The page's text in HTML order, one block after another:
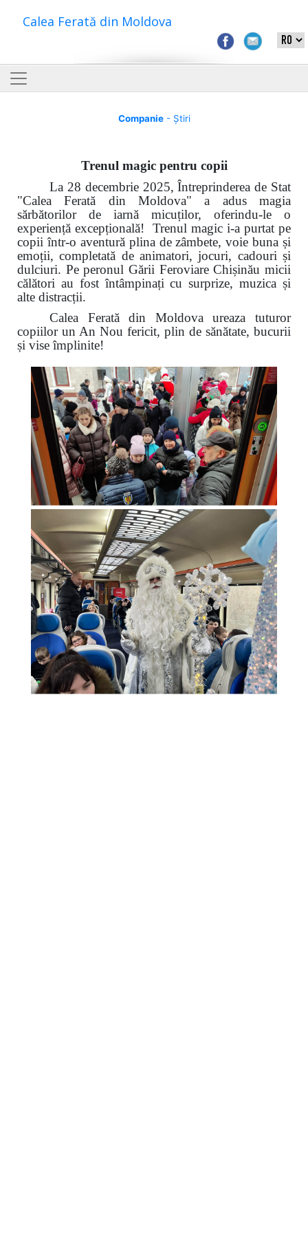
Calea Ferată din Moldova
Companie- Știri
Trenul magic pentru copii
La 28 decembrie 2025, Întreprinderea de Stat
"Calea Ferată din Moldova" a adus magia
sărbătorilor de iarnă micuților, oferindu-le o
experiență excepțională! Trenul magic i-a purtat pe
copii într-o aventură plina de zâmbete, voie buna și
emoții, completată de animatori, jocuri, cadouri și
dulciuri. Pe peronul Gării Feroviare Chișinău micii
călători au fost întâmpinați cu surprize, muzica și
alte distracții.
Calea Ferată din Moldova ureaza tuturor
copiilor un An Nou fericit, plin de sănătate, bucurii
și vise împlinite!